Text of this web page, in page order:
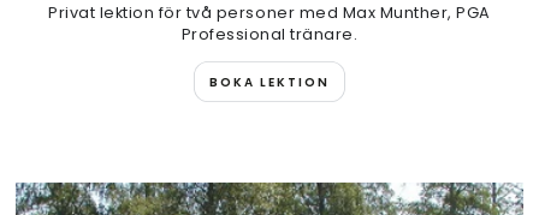
Privat lektion för två personer med Max Munther, PGA
Professional tränare.
BOKA LEKTION